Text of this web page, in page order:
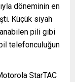
döneminin en
Küçük siyah
pili gibi
telefonculuğun
StarTAC